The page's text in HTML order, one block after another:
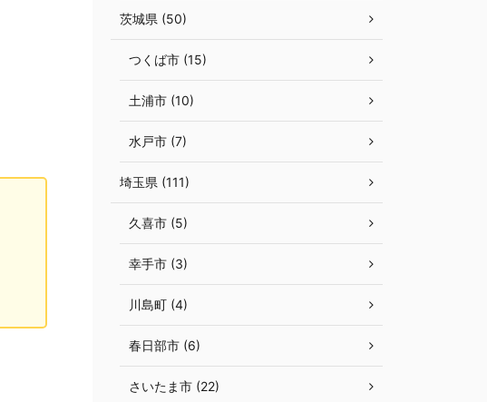
茨城県 (50)
つくば市 (15)
土浦市 (10)
水戸市 (7)
埼玉県 (111)
久喜市 (5)
幸手市 (3)
川島町 (4)
春日部市 (6)
さいたま市 (22)